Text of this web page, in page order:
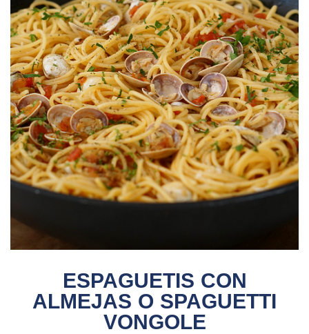
ESPAGUETIS CON
ALMEJAS O SPAGUETTI
VONGOLE